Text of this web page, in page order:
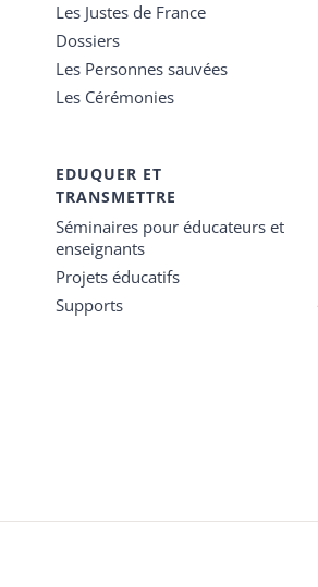
Les Justes de France
Dossiers
Les Personnes sauvées
Les Cérémonies
EDUQUER ET
TRANSMETTRE
Séminaires pour éducateurs et
enseignants
Projets éducatifs
Supports